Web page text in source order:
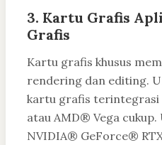
3. Kartu Grafis
Grafis
Kartu grafis khusus
rendering dan editing.
kartu grafis
atau AMD® Vega
NVIDIA® GeForce®